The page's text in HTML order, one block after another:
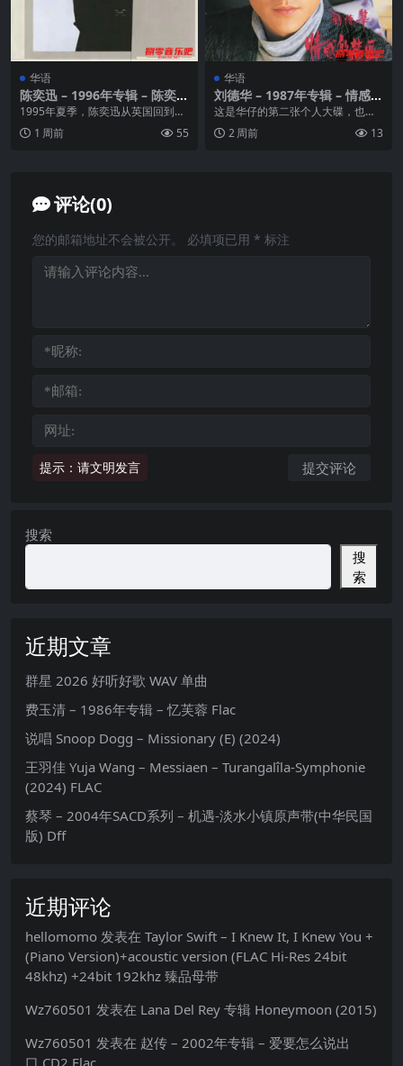
华语
陈奕迅 – 1996年专辑 – 陈奕迅
Flac
1995年夏季，陈奕迅从英国回到中
国香港参加由TVB主办的第14届新
秀歌唱大赛，...
1 周前 55
华语
刘德华 – 1987年专辑 – 情感的
禁区 Flac
这是华仔的第二张个人大碟，也是
加盟EMI的首张碟。论唱腔实在是
非常幼嫩，但却胜在...
2 周前 13
评论(0)
提示：请文明发言
您的邮箱地址不会被公开。 必填项已用 * 标注
搜索
搜
索
近期文章
群星 2026 好听好歌 WAV 单曲
费玉清 – 1986年专辑 – 忆芙蓉 Flac
说唱 Snoop Dogg – Missionary (E) (2024)
王羽佳 Yuja Wang – Messiaen – Turangalîla-Symphonie
(2024) FLAC
蔡琴 – 2004年SACD系列 – 机遇-淡水小镇原声带(中华民国
版) Dff
近期评论
hellomomo 发表在 Taylor Swift – I Knew It, I Knew You +
(Piano Version)+acoustic version (FLAC Hi-Res 24bit
48khz) +24bit 192khz 臻品母带
Wz760501 发表在 Lana Del Rey 专辑 Honeymoon (2015)
Wz760501 发表在 赵传 – 2002年专辑 – 爱要怎么说出